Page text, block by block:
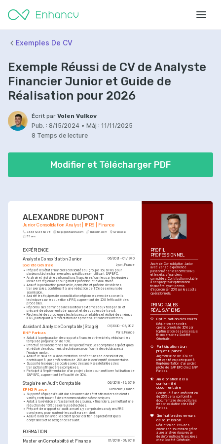
Exemples De CV
Exemple Réussi de CV de Analyste
Financier Junior et Guide de
Réalisation pour 2026
Écrit par Volen Vulkov
Pub. : 8/15/2024 • Màj : 11/11/2025
8 Temps de lecture
Modifier et Télécharger PDF
ALEXANDRE DUPONT
Junior Consolidation Analyst | IFRS | Finance
+33 6 12 34 56 78 help@enhancv.com linkedin.com Grenoble
35 ans
EXPÉRIENCE
Analyste Consolidation Junior 06/2021 - 01/1970
Société Générale Lyon, France
• Préparé les états financiers consolidés du groupe sous IFRS pour
plusieurs tâches transversales spécifiques en utilisant SAP BFC.
• Analysé et révisé les informations financières fournies par les équipes
locales et régionales pour garantir précision et exhaustivité.
• Assuré la production ponctuelle, complète et précise des tâches
transversales, contribuant à une réduction de 15% des erreurs de
soumission.
• Assisté les équipes de consolidation régionales avec des conseils
techniques sur les questions IFRS, augmentant de 20% l'efficacité des
processus.
• Répondu aux demandes des auditeurs externes deux fois par an et
préparé des documents de support et des papiers de travail.
• Recherché des problèmes techniques comptables et rédigé des mémos
IFRS, participant à l'amélioration des processus financiers internes.
Assistant Analyste Comptable (Stage) 01/2020 - 05/2021
BNP Paribas Paris, France
• Aidait à la préparation des rapports financiers trimestriels, réduisant les
temps de préparation de 10%.
• Effectué des recherches sur des problématiques comptables spécifiques
et rédigé des documents techniques pour fournir des éclairages à
l'équipe senior.
• Assuré le suivi de la documentation des écritures de consolidation,
contribuant à une amélioration de 25% de la conformité documentaire.
• Supporté les équipes locales avec des analyses détaillées des
transactions financières complexes.
• Participé à l'implémentation d'un projet pilote pour améliorer l'utilisation de
SAP BFC, augmentant l'efficacité de 30%.
Stagiaire en Audit Comptable 06/2018 - 12/2019
KPMG France
Grenoble, France
•
Supporté l’équipe d’audit dans l’examen des états financiers de clients
variés, contribuant à des recommandations économiques.
• Aidait à la révision et l'ajustement des journaux financiers, permettant une
réduction de 10% des erreurs détectées.
• Préparé des rapports d'audit annuels, y compris des analyses IFRS
complexes, pour soutenir les auditeurs en chef.
• Assuré la liaison avec les clients pour clarifier les problématiques
comptables et les exigences d'audit.
FORMATION
Master en Comptabilité et Finance 01/2016 - 01/2018
PROFIL
PROFESSIONNEL
Analyste Consolidation Junior
avec 2 ans d'expérience
passionné par les normes IFRS
et les états financiers
consolidés. Contribution notable
à des projets d'optimisation
financière ayant permis
d'économiser 20% sur les coûts
opérationnels.
PRINCIPALES
RÉALISATIONS
Optimisation des coûts
Réduction des coûts
opérationnels de 20% par
l'optimisation des processus
financiers chez Société
Générale.
Participation à un
projet IT pilote
Augmentation de 30% de
l'efficacité en participant à
l'implémentation d'un projet
pilote de SAP BFC chez BNP
Paribas.
Amélioration de la
conformité
documentaire
Contribué à une amélioration
de 25% de la conformité
documentaire des écritures
de consolidation chez BNP
Paribas.
Diminution des erreurs
de soumission
Réduction de 15% des
erreurs de soumission grâce
à une analyse rigoureuse
des informations financières
chez Société Générale.